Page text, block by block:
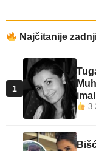
Najčitanije
1